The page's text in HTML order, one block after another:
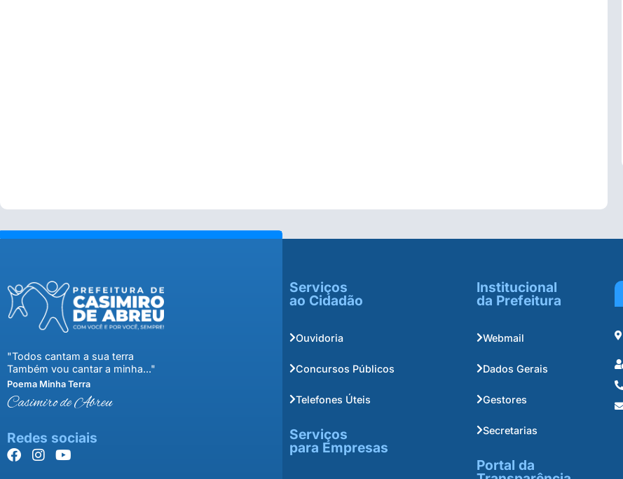
"Todos cantam a sua terra
Também vou cantar a minha..."
Poema Minha Terra
Casimiro de Abreu
Redes sociais
Serviços
ao Cidadão
Ouvidoria
Concursos Públicos
Telefones Úteis
Serviços
para Empresas
Institucional
da Prefeitura
Webmail
Dados Gerais
Gestores
Secretarias
Portal da